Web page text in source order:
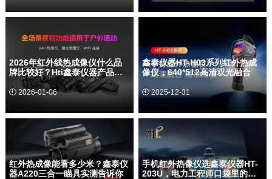
以卓越的红外探测性能、便携轻巧的
设计与清晰细腻的显示效果，重新定
用需求。常见非制冷型热像仪通常覆
盖-20℃至+150℃的基础范围，适用
于建筑检测、电气维护等常…
2026年红外线热成像仪什么品
牌比较好？Hti鑫泰仪器产品好
物推荐
2026-01-06
2026年红外热成像仪什么牌子好？东
莞鑫泰仪器仪表有限公司（Hti鑫泰仪
器）用四款年度新品给出答案。S3-
635L、S3-635、AT-225L、A220全
部搭…
鑫泰仪器HT-H03系列红外热成
像仪，640*512高清双光融合
2025-12-31
东莞鑫泰仪器仪表有限公司，致力于
业，推出全新HT-H03系列手持红外热
成像仪。该系列仪器拥有640*512高
清分辨率，红外线+可见…
红外热成像能看多少米？鑫泰仪
器A220三合一瞄具实测告诉你
手机红外热像仪选鑫泰仪器HT-
203U，电力工程师口袋里的黑